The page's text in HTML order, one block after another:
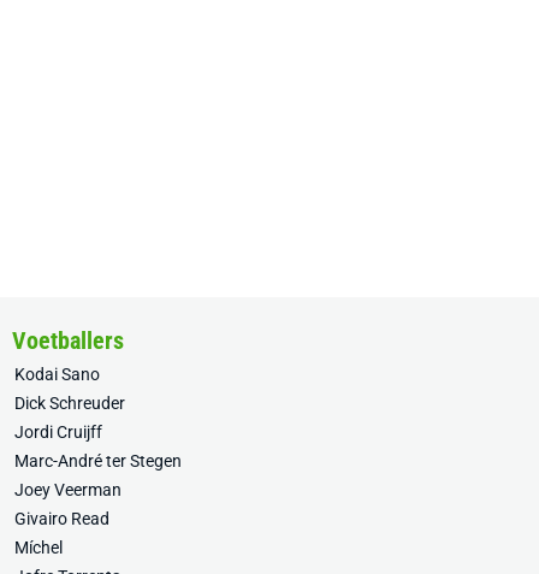
Voetballers
Kodai Sano
Dick Schreuder
Jordi Cruijff
Marc-André ter Stegen
Joey Veerman
Givairo Read
Míchel